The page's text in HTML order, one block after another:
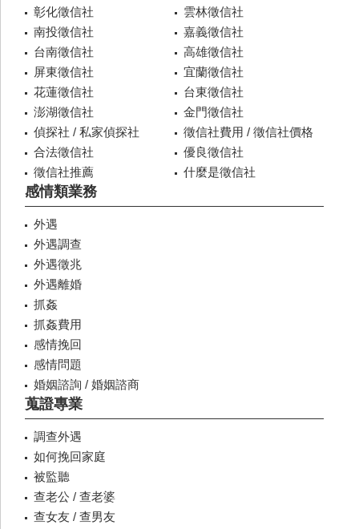
彰化徵信社
雲林徵信社
南投徵信社
嘉義徵信社
台南徵信社
高雄徵信社
屏東徵信社
宜蘭徵信社
花蓮徵信社
台東徵信社
澎湖徵信社
金門徵信社
偵探社 / 私家偵探社
徵信社費用 / 徵信社價格
合法徵信社
優良徵信社
徵信社推薦
什麼是徵信社
感情類業務
外遇
外遇調查
外遇徵兆
外遇離婚
抓姦
抓姦費用
感情挽回
感情問題
婚姻諮詢 / 婚姻諮商
蒐證專業
調查外遇
如何挽回家庭
被監聽
查老公 / 查老婆
查女友 / 查男友